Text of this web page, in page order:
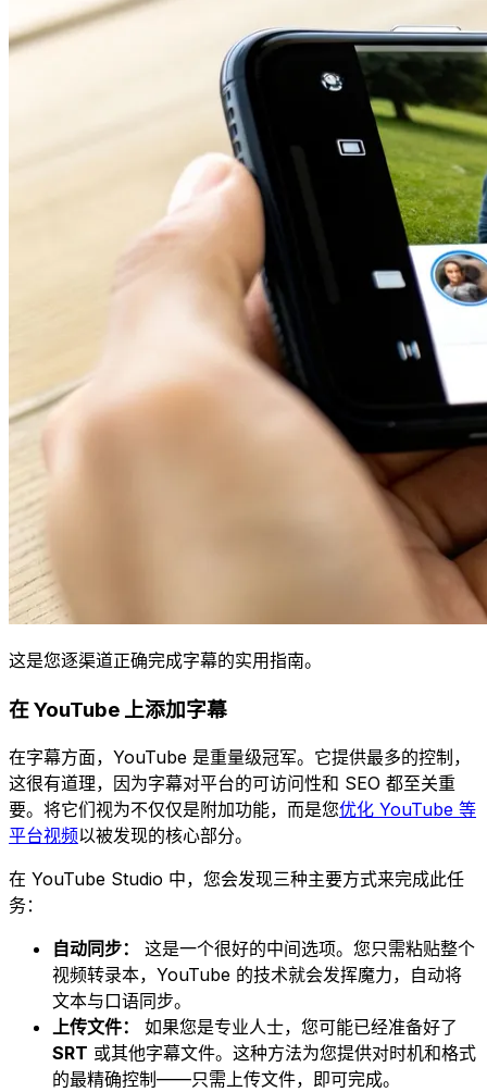
这是您逐渠道正确完成字幕的实用指南。
在 YouTube 上添加字幕
在字幕方面，YouTube 是重量级冠军。它提供最多的控制，
这很有道理，因为字幕对平台的可访问性和 SEO 都至关重
要。将它们视为不仅仅是附加功能，而是您优化 YouTube 等
平台视频以被发现的核心部分。
在 YouTube Studio 中，您会发现三种主要方式来完成此任
务：
自动同步：
这是一个很好的中间选项。您只需粘贴整个
视频转录本，YouTube 的技术就会发挥魔力，自动将
文本与口语同步。
上传文件：
如果您是专业人士，您可能已经准备好了
SRT 或其他字幕文件。这种方法为您提供对时机和格式
的最精确控制——只需上传文件，即可完成。